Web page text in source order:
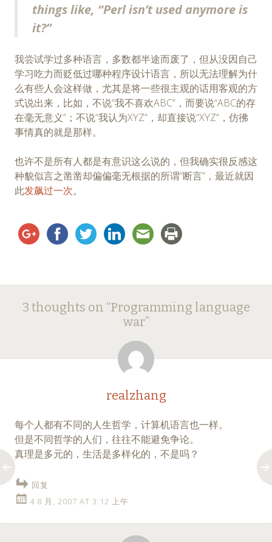
things like, “Perl isn’t used anymore is
it?”
我尝试学过多种语言，多数都半途而废了，但从没因自己
学习吃力而贬低过哪种程序设计语言，所以无法理解为什
么有些人会这样做，尤其是将一些很主观的话用客观的方
式说出来，比如，不说“我不喜欢ABC”，而要说“ABC的存
在毫无意义”；不说“我认为XYZ”，却直接说“XYZ”，仿彿
事情真的就是那样。
也许不是所有人都是有意识这么说的，但我确实很反感这
种貌似言之凿凿却偏偏毫无根据的所谓“断言”，最近就因
此发飙过一次。
Post
navigation
3 thoughts on “Programming language
war”
realzhang
每个人都有不同的人生哲学，计算机语言也一样。
但是不同哲学的人们，往往不能避免争论。
真理是多元的，生活是多样化的，不是吗？
回复
4 8 月, 2007 AT 3:12 上午